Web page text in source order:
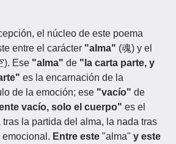
el núcleo de este poema
entre el carácter "alma" (魂) y el
). Ese "alma" de "la carta parte, y
es la encarnación de la
de la emoción; ese "vacío" de
vacío, solo el cuerpo" es el
la partida del alma, la nada tras
Entre este "alma" y este